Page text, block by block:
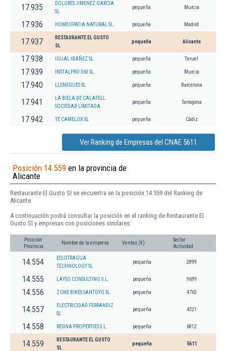
17.935
DOLORES JIMENEZ GARCIA
SL
pequeña Murcia
17.936 HOMEOPATIA NATURAL SL. pequeña Madrid
17.937
RESTAURANTE EL GUSTO
SL
pequeña Alicante
17.938 IGUAL IBAÑEZ SL pequeña Teruel
17.939 INSTALPRO 360 SL. pequeña Murcia
17.940 LLENEGUES SL pequeña Barcelona
17.941
LA BIELA DE CALAFELL
SOCIEDAD LIMITADA.
pequeña Tarragona
17.942 TE CAMELOX SL pequeña Cádiz
Ver Ranking de Empresas del CNAE 5611
Posición 14.559 en la provincia de
Alicante
Restaurante El Gusto Sl se encuentra en la posición 14.559 del Ranking de
Alicante.
A continuación podrá consultar la posición en el ranking de Restaurante El
Gusto Sl y empresas con posiciones similares:
Posición
Provincia
Nombre de la empresa Ventas (€)
Sector
Actividad
14.554
EQUITRAGUA
TECHNOLOGY SL
pequeña 2899
14.555 LAYSO CONSULTING S.L. pequeña 9699
14.556 ZONE BIKES SANTOYO SL. pequeña 4763
14.557
ELECTRICIDAD FERRANDIZ
SL
pequeña 4321
14.558 RESINA PROPERTIES S.L. pequeña 6812
14.559
RESTAURANTE EL GUSTO
SL
pequeña 5611